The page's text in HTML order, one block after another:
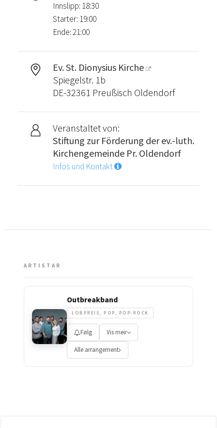
Innslipp: 18:30
Starter: 19:00
Ende: 21:00
Ev. St. Dionysius Kirche
Spiegelstr. 1b
DE-32361 Preußisch Oldendorf
Veranstaltet von:
Stiftung zur Förderung der ev.-luth.
Kirchengemeinde Pr. Oldendorf
Infos und Kontakt
ARTISTAR
Outbreakband
LOBPREIS, POP, POP-ROCK
Følg Vis meir
Alle arrangement